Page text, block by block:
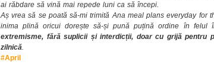
ai răbdare să vină mai repede luni ca să începi.
Aș vrea să se poată să-mi trimită Ana meal plans everyday for
inima plină oricui dorește să-și pună puțină ordine în felul
extremisme, fără suplicii și interdicții, doar cu grijă pentru
zilnică
#April